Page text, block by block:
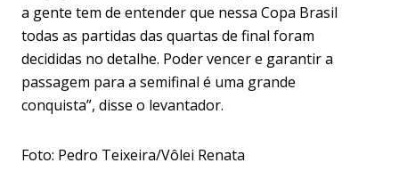
a gente tem de entender que nessa Copa Brasil
todas as partidas das quartas de final foram
decididas no detalhe. Poder vencer e garantir a
passagem para a semifinal é uma grande
conquista”, disse o levantador.
Foto: Pedro Teixeira/Vôlei Renata